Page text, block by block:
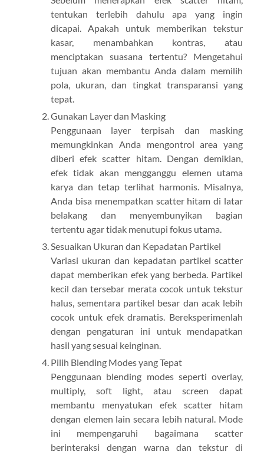
tentukan terlebih dahulu apa yang ingin
dicapai. Apakah untuk memberikan tekstur
kasar, menambahkan kontras, atau
menciptakan suasana tertentu? Mengetahui
tujuan akan membantu Anda dalam memilih
pola, ukuran, dan tingkat transparansi yang
tepat.
Gunakan Layer dan Masking
Penggunaan layer terpisah dan masking
memungkinkan Anda mengontrol area yang
diberi efek scatter hitam. Dengan demikian,
efek tidak akan mengganggu elemen utama
karya dan tetap terlihat harmonis. Misalnya,
Anda bisa menempatkan scatter hitam di latar
belakang dan menyembunyikan bagian
tertentu agar tidak menutupi fokus utama.
Sesuaikan Ukuran dan Kepadatan Partikel
Variasi ukuran dan kepadatan partikel scatter
dapat memberikan efek yang berbeda. Partikel
kecil dan tersebar merata cocok untuk tekstur
halus, sementara partikel besar dan acak lebih
cocok untuk efek dramatis. Bereksperimenlah
dengan pengaturan ini untuk mendapatkan
hasil yang sesuai keinginan.
Pilih Blending Modes yang Tepat
Penggunaan blending modes seperti overlay,
multiply, soft light, atau screen dapat
membantu menyatukan efek scatter hitam
dengan elemen lain secara lebih natural. Mode
ini mempengaruhi bagaimana scatter
berinteraksi dengan warna dan tekstur di